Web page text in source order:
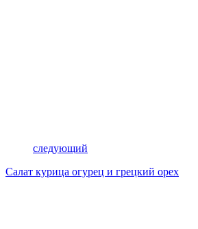
следующий
Салат курица огурец и грецкий орех